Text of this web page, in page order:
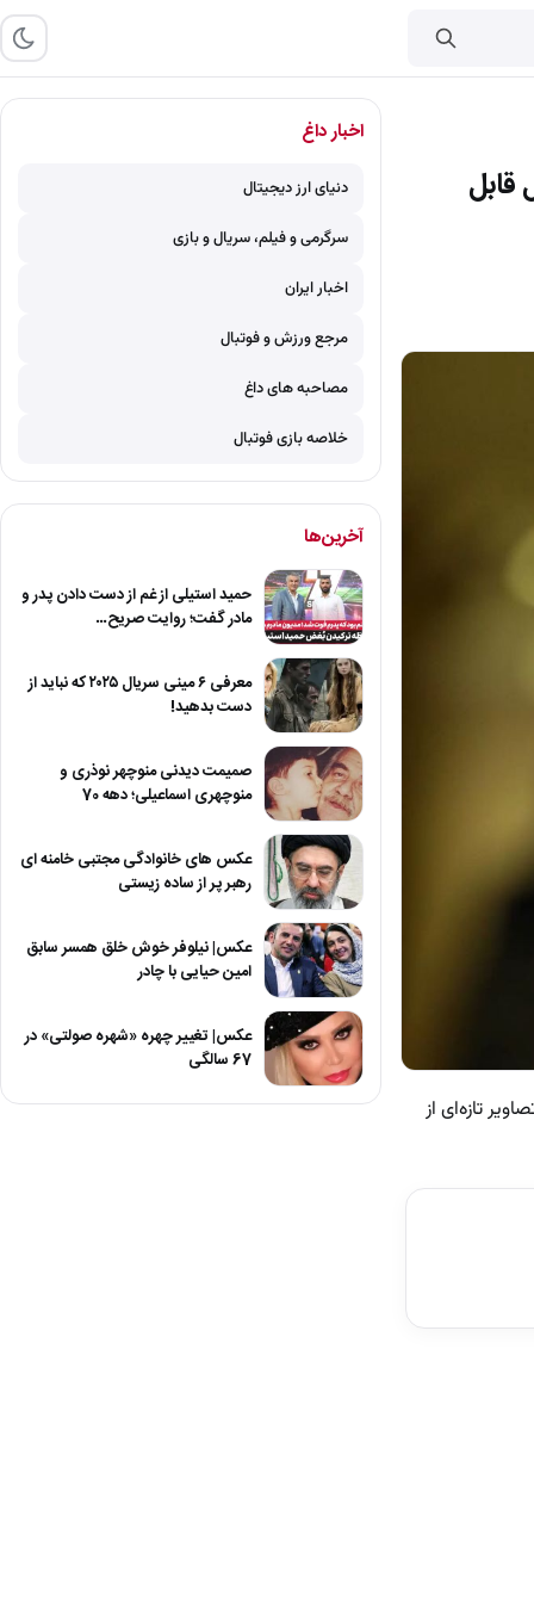
قابل
تازه‌ای از
اخبار داغ
دنیای ارز دیجیتال
سرگرمی و فیلم، سریال و بازی
اخبار ایران
مرجع ورزش و فوتبال
مصاحبه های داغ
خلاصه بازی فوتبال
آخرین‌ها
حمید استیلی از غم از دست دادن پدر و
مادر گفت؛ روایت صریح…
معرفی ۶ مینی سریال ۲۰۲۵ که نباید از
دست بدهید!
صمیمت دیدنی منوچهر نوذری و
منوچهری اسماعیلی؛ دهه 70
عکس های خانوادگی مجتبی خامنه ای
رهبر پر از ساده زیستی
عکس| نیلوفر خوش خلق همسر سابق
امین حیایی با چادر
عکس| تغییر چهره «شهره صولتی» در
67 سالگی